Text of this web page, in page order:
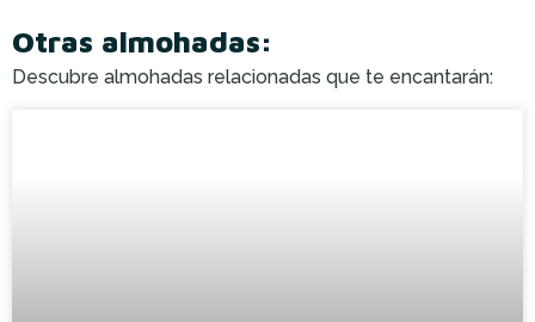
Otras almohadas:
Descubre almohadas relacionadas que te encantarán: